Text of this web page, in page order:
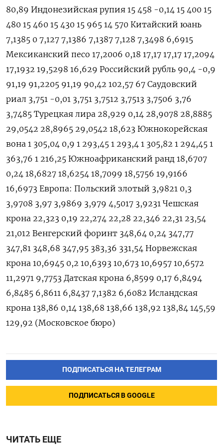
80,89 Индонезийская рупия 15 458 -0,14 15 400 15
480 15 460 15 430 15 965 14 570 Китайский юань
7,1385 0 7,127 7,1386 7,1387 7,128 7,3498 6,6915
Мексиканский песо 17,2006 0,18 17,17 17,17 17,2094
17,1932 19,5298 16,629 Российский рубль 90,4 -0,9
91,19 91,2205 91,19 90,42 102,57 67 Саудовский
риал 3,751 -0,01 3,751 3,7512 3,7513 3,7506 3,76
3,7485 Турецкая лира 28,929 0,14 28,9078 28,8885
29,0542 28,8965 29,0542 18,623 Южнокорейская
вона 1 305,04 0,9 1 293,45 1 293,4 1 305,82 1 294,45 1
363,76 1 216,25 Южноафриканский ранд 18,6707
0,24 18,6827 18,6254 18,7099 18,5756 19,9166
16,6973 Европа: Польский злотый 3,9821 0,3
3,9708 3,97 3,9869 3,979 4,5017 3,9231 Чешская
крона 22,323 0,19 22,274 22,28 22,346 22,31 23,54
21,012 Венгерский форинт 348,64 0,24 347,77
347,81 348,68 347,95 383,36 331,54 Норвежская
крона 10,6945 0,2 10,6393 10,673 10,6957 10,6572
11,2971 9,7753 Датская крона 6,8599 0,17 6,8494
6,8485 6,8611 6,8437 7,1382 6,6082 Исландская
крона 138,86 0,14 138,68 138,66 138,92 138,84 145,59
129,92 (Московское бюро)
ПОДПИСАТЬСЯ НА ТЕЛЕГРАМ
ПОДПИСАТЬСЯ В GOOGLE
ЧИТАТЬ ЕЩЕ